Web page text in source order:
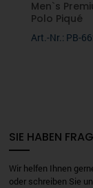
Men`s
Polo Piqué
Art.-Nr.: PB-
SIE HABEN
Wir helfen Ihnen
oder schreiben Sie